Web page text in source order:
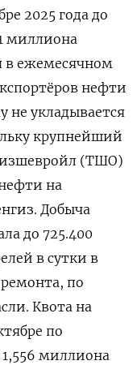
2025 года до
миллиона
в ежемесячном
нефти
не укладывается
крупнейший
(ТШО)
на
Добыча
до 725.400
в сутки в
по
Квота на
по
миллиона